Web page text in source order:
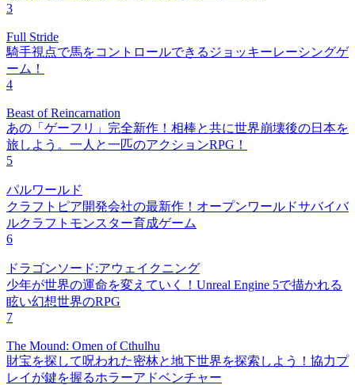
3
Full Stride
騎手視点で馬をコントロールできるジョッキーレーシングゲ
ーム！
4
Beast of Reincarnation
あの「ゲーフリ」完全新作！相棒と共に世界崩壊後の日本を
旅しよう。一人と一匹のアクションRPG！
5
パルワールド
クラフトピア開発会社の最新作！オープンワールドサバイバ
ルクラフトモンスター育成ゲーム
6
ドラゴンソード:アウェイクニング
少年が世界の運命を変えていく！Unreal Engine 5で描かれる
眩い幻想世界のRPG
7
The Mound: Omen of Cthulhu
財宝を探して呪われた密林と地下世界を探索しよう！協力プ
レイが鍵を握るホラーアドベンチャー